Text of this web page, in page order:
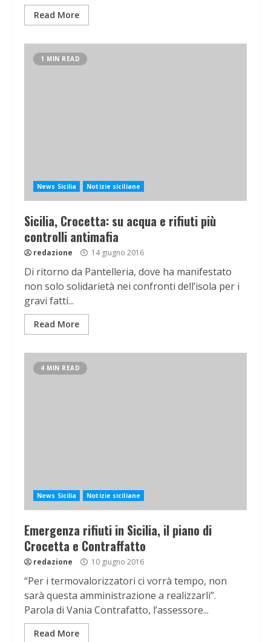
Read More
1 MIN READ
News Sicilia Notizie siciliane
Sicilia, Crocetta: su acqua e rifiuti più
controlli antimafia
redazione 14 giugno 2016
Di ritorno da Pantelleria, dove ha manifestato
non solo solidarietà nei confronti dell’isola per i
gravi fatti...
Read More
4 MIN READ
News Sicilia Notizie siciliane
Emergenza rifiuti in Sicilia, il piano di
Crocetta e Contraffatto
redazione 10 giugno 2016
“Per i termovalorizzatori ci vorrà tempo, non
sarà questa amministrazione a realizzarli”.
Parola di Vania Contrafatto, l’assessore...
Read More